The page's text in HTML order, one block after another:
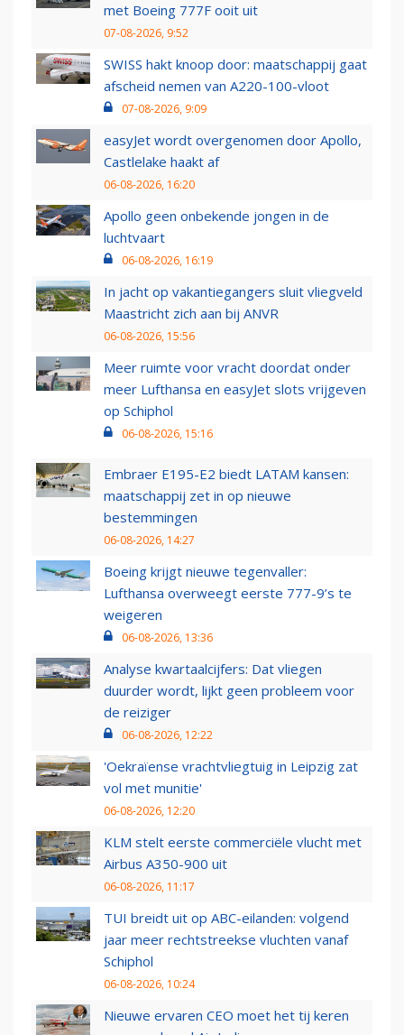
met Boeing 777F ooit uit
07-08-2026, 9:52
SWISS hakt knoop door: maatschappij gaat
afscheid nemen van A220-100-vloot
07-08-2026, 9:09
easyJet wordt overgenomen door Apollo,
Castlelake haakt af
06-08-2026, 16:20
Apollo geen onbekende jongen in de
luchtvaart
06-08-2026, 16:19
In jacht op vakantiegangers sluit vliegveld
Maastricht zich aan bij ANVR
06-08-2026, 15:56
Meer ruimte voor vracht doordat onder
meer Lufthansa en easyJet slots vrijgeven
op Schiphol
06-08-2026, 15:16
Embraer E195-E2 biedt LATAM kansen:
maatschappij zet in op nieuwe
bestemmingen
06-08-2026, 14:27
Boeing krijgt nieuwe tegenvaller:
Lufthansa overweegt eerste 777-9’s te
weigeren
06-08-2026, 13:36
Analyse kwartaalcijfers: Dat vliegen
duurder wordt, lijkt geen probleem voor
de reiziger
06-08-2026, 12:22
'Oekraïense vrachtvliegtuig in Leipzig zat
vol met munitie'
06-08-2026, 12:20
KLM stelt eerste commerciële vlucht met
Airbus A350-900 uit
06-08-2026, 11:17
TUI breidt uit op ABC-eilanden: volgend
jaar meer rechtstreekse vluchten vanaf
Schiphol
06-08-2026, 10:24
Nieuwe ervaren CEO moet het tij keren